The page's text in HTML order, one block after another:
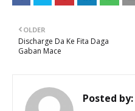
OLDER
Discharge Da Ke Fita Daga
Gaban Mace
Posted by: